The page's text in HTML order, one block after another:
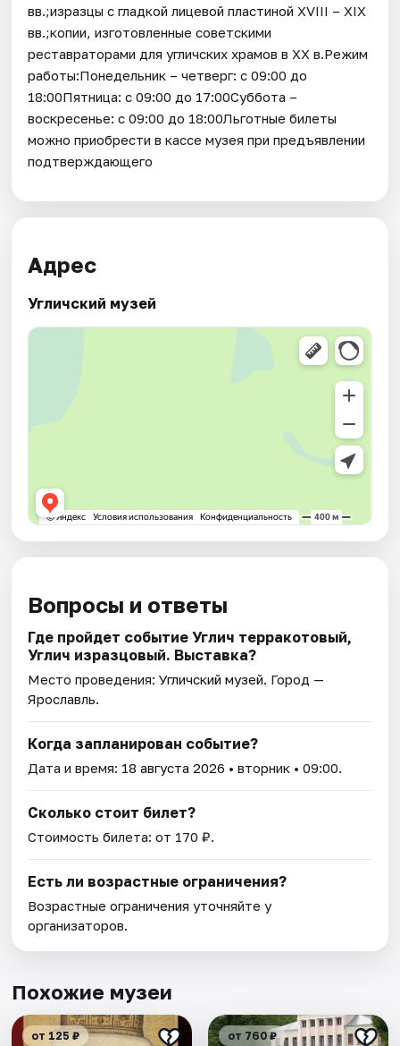
вв.;изразцы с гладкой лицевой пластиной XVIII – XIX
вв.;копии, изготовленные советскими
реставраторами для угличских храмов в XX в.Режим
работы:Понедельник – четверг: с 09:00 до
18:00Пятница: с 09:00 до 17:00Суббота –
воскресенье: с 09:00 до 18:00Льготные билеты
можно приобрести в кассе музея при предъявлении
подтверждающего
Адрес
Угличский музей
Вопросы и ответы
Где пройдет событие Углич терракотовый,
Углич изразцовый. Выставка?
Место проведения:Угличский музей. Город —
Ярославль.
Когда запланирован событие?
Дата и время: 18 августа 2026 • вторник • 09:00.
Сколько стоит билет?
Стоимость билета: от 170 ₽.
Есть ли возрастные ограничения?
Возрастные ограничения уточняйте у
организаторов.
Похожие музеи
от 125 ₽ от 760 ₽